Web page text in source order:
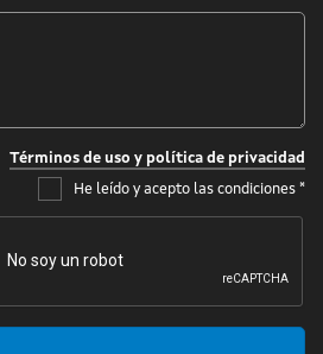
Términos de uso y política de privacidad
He leído y acepto las condiciones *